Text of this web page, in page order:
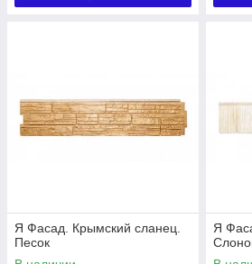
Я Фасад. Крымский сланец.
Песок
Я